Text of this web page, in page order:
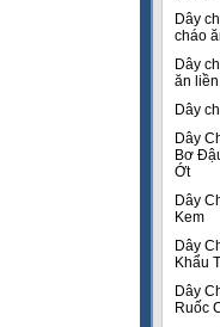
Dây
cháo
Dây
ăn liền
Dây
Dây
Bơ
Ớt
Dây
Kem
Dây
Khẩu
Dây
Ruốc